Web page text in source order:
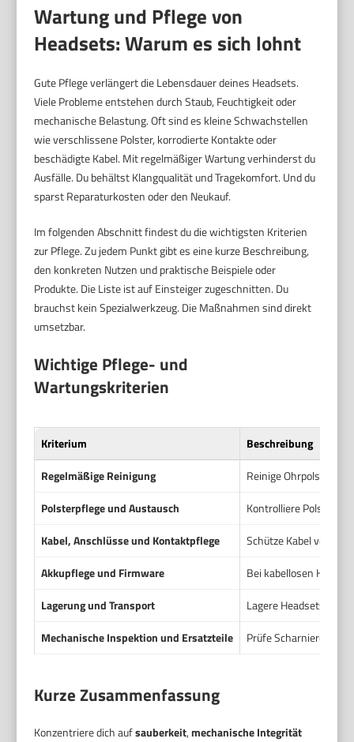
Wartung und Pflege von
Headsets: Warum es sich lohnt
Gute Pflege verlängert die Lebensdauer deines Headsets.
Viele Probleme entstehen durch Staub, Feuchtigkeit oder
mechanische Belastung. Oft sind es kleine Schwachstellen
wie verschlissene Polster, korrodierte Kontakte oder
beschädigte Kabel. Mit regelmäßiger Wartung verhinderst du
Ausfälle. Du behältst Klangqualität und Tragekomfort. Und du
sparst Reparaturkosten oder den Neukauf.
Im folgenden Abschnitt findest du die wichtigsten Kriterien
zur Pflege. Zu jedem Punkt gibt es eine kurze Beschreibung,
den konkreten Nutzen und praktische Beispiele oder
Produkte. Die Liste ist auf Einsteiger zugeschnitten. Du
brauchst kein Spezialwerkzeug. Die Maßnahmen sind direkt
umsetzbar.
Wichtige Pflege- und
Wartungskriterien
Kriterium
Beschreibung
Regelmäßige Reinigung
Reinige Ohrpolster,
Polsterpflege und Austausch
Kontrolliere Polster
Kabel, Anschlüsse und Kontaktpflege
Schütze Kabel vor
Akkupflege und Firmware
Bei kabellosen
Lagerung und Transport
Lagere Headsets
Mechanische Inspektion und Ersatzteile
Prüfe Scharniere,
Kurze Zusammenfassung
Konzentriere dich aufsauberkeit,mechanische Integrität